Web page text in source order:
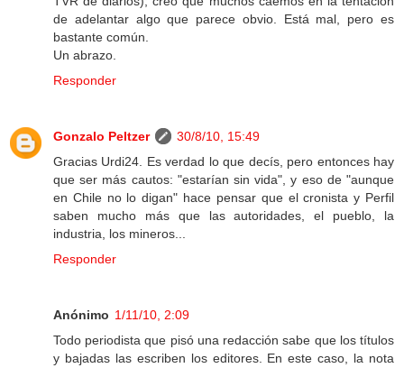
de adelantar algo que parece obvio. Está mal, pero es
bastante común.
Un abrazo.
Responder
Gonzalo Peltzer
30/8/10, 15:49
Gracias Urdi24. Es verdad lo que decís, pero entonces hay
que ser más cautos: "estarían sin vida", y eso de "aunque
en Chile no lo digan" hace pensar que el cronista y Perfil
saben mucho más que las autoridades, el pueblo, la
industria, los mineros...
Responder
Anónimo 1/11/10, 2:09
Todo periodista que pisó una redacción sabe que los títulos
y bajadas las escriben los editores. En este caso, la nota